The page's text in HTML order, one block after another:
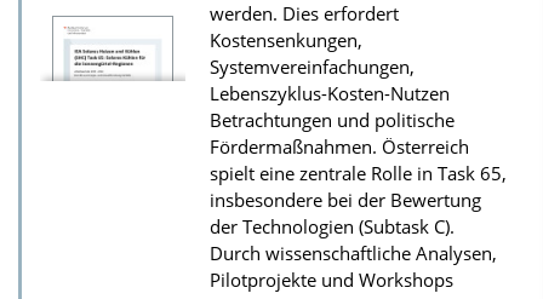
u
r
P
u
b
l
i
k
a
werden. Dies erfordert
Kostensenkungen,
Systemvereinfachungen,
Lebenszyklus-Kosten-Nutzen
Betrachtungen und politische
Fördermaßnahmen. Österreich
spielt eine zentrale Rolle in Task 65,
insbesondere bei der Bewertung
der Technologien (Subtask C).
Durch wissenschaftliche Analysen,
Pilotprojekte und Workshops